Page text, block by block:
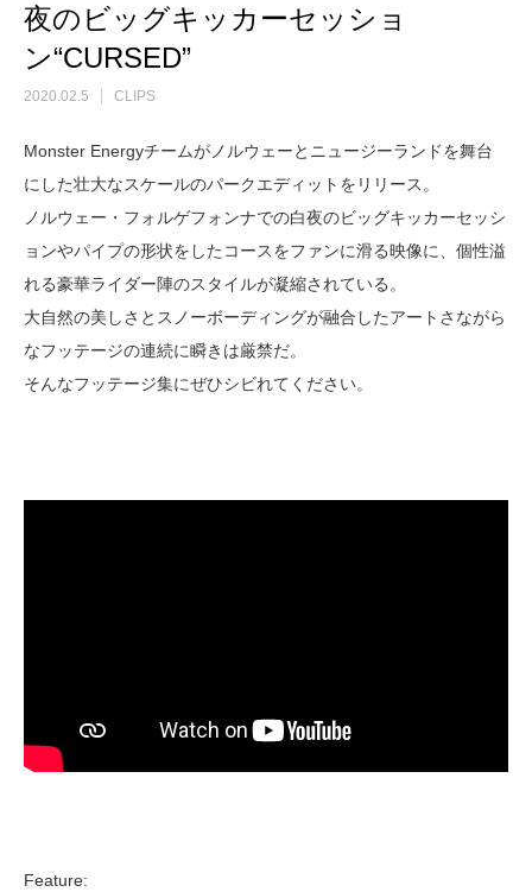
夜のビッグキッカーセッショ
ン“CURSED”
2020.02.5 CLIPS
Monster Energyチームがノルウェーとニュージーランドを舞台
にした壮大なスケールのパークエディットをリリース。
ノルウェー・フォルゲフォンナでの白夜のビッグキッカーセッシ
ョンやパイプの形状をしたコースをファンに滑る映像に、個性溢
れる豪華ライダー陣のスタイルが凝縮されている。
大自然の美しさとスノーボーディングが融合したアートさながら
なフッテージの連続に瞬きは厳禁だ。
そんなフッテージ集にぜひシビれてください。
Feature: